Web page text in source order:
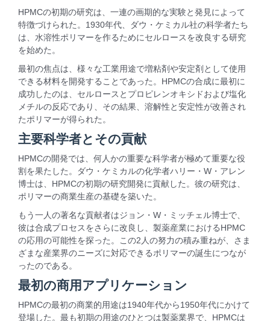
HPMCの初期の研究は、一連の画期的な実験と発見によって
特徴づけられた。1930年代、ダウ・ケミカル社の科学者たち
は、水溶性ポリマーを作るためにセルロースを改良する研究
を始めた。
最初の焦点は、様々な工業用途で増粘剤や安定剤として使用
できる材料を開発することであった。HPMCの合成に最初に
成功したのは、セルロースとプロピレンオキシドおよび塩化
メチルの反応であり、その結果、溶解性と安定性が改善され
たポリマーが得られた。
主要科学者とその貢献
HPMCの開発では、何人かの重要な科学者が極めて重要な役
割を果たした。ダウ・ケミカルの化学者ハリー・W・アレン
博士は、HPMCの初期の研究開発に貢献した。彼の研究は、
ポリマーの商業生産の基礎を築いた。
もう一人の著名な貢献者はジョン・W・ミッチェル博士で、
彼は合成プロセスをさらに改良し、製薬産業におけるHPMC
の応用の可能性を探った。この2人の努力の積み重ねが、さま
ざまな産業界のニーズに対応できるポリマーの誕生につなが
ったのである。
最初の商用アプリケーション
HPMCの最初の商業的用途は1940年代から1950年代にかけて
登場した。最も初期の用途のひとつは製薬業界で、HPMCは